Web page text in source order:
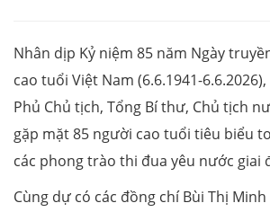
Nhân dịp Kỷ niệm 85 năm Ngày
cao tuổi Việt Nam (6.6.1941-
Phủ Chủ tịch, Tổng Bí thư, Chủ tịch
gặp mặt 85 người cao tuổi tiêu biểu
các phong trào thi đua yêu nước giai
Cùng dự có các đồng chí Bùi Thị